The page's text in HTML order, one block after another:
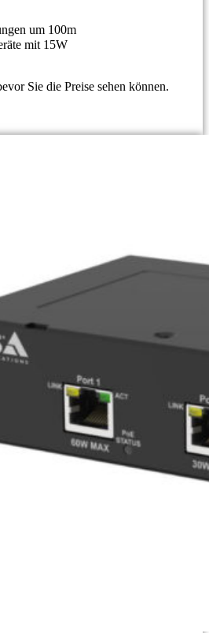
um 100m
mit 15W
Sie die Preise sehen können.